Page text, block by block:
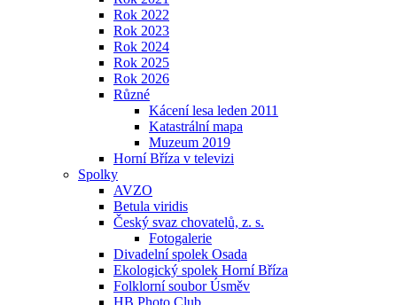
Rok 2022
Rok 2023
Rok 2024
Rok 2025
Rok 2026
Různé
Kácení lesa leden 2011
Katastrální mapa
Muzeum 2019
Horní Bříza v televizi
Spolky
AVZO
Betula viridis
Český svaz chovatelů, z. s.
Fotogalerie
Divadelní spolek Osada
Ekologický spolek Horní Bříza
Folklorní soubor Úsměv
HB Photo Club